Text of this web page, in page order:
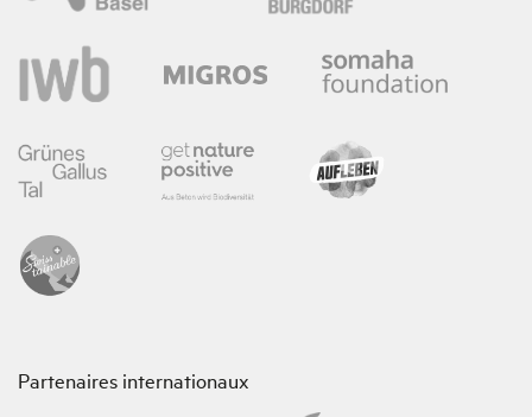
Partenaires internationaux